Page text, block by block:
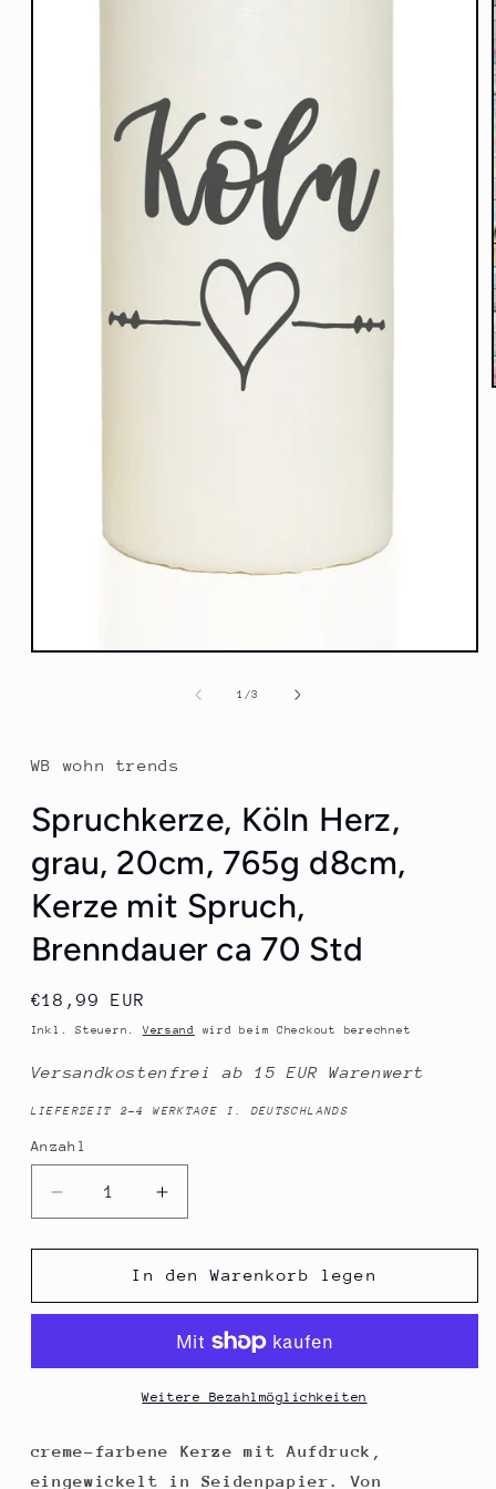
Medien
1 /von
3
WB wohn trends
Spruchkerze, Köln Herz,
grau, 20cm, 765g d8cm,
Kerze mit Spruch,
Brenndauer ca 70 Std
Normaler
Preis
€18,99 EUR
Inkl. Steuern.Versand wird beim Checkout berechnet
Versandkostenfrei ab 15 EUR Warenwert
LIEFERZEIT 2-4 WERKTAGE I. DEUTSCHLANDS
Anzahl
Anzahl
Verringere
die
Menge
Spruchkerze,
grau,
d8cm,
Kerze
Erhöhe
die
Menge
für
Spruchkerze,
Herz,
grau,
20cm,
d8cm,
Kerze
In den Warenkorb legen
Weitere Bezahlmöglichkeiten
creme-farbene Kerze mit Aufdruck,
eingewickelt in Seidenpapier. Von